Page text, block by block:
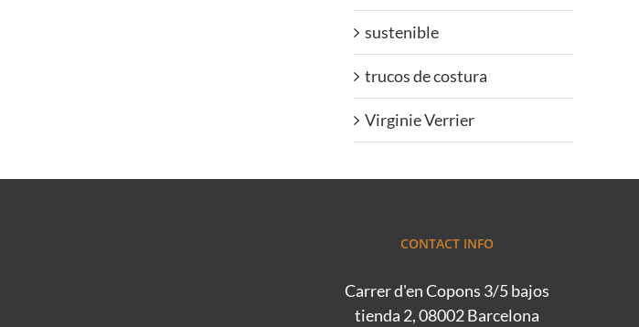
sustenible
trucos de costura
Virginie Verrier
CONTACT INFO
Carrer d'en Copons 3/5 bajos
tienda 2, 08002 Barcelona